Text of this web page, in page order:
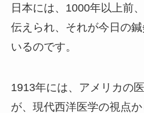
日本には、1000年以上前
伝えられ、それが今日の
いるのです。
1913年には、アメリカの
が、現代西洋医学の視点